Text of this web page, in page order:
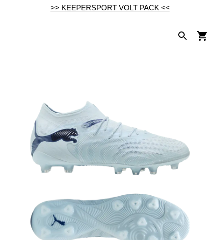
>> KEEPERSPORT VOLT PACK <<